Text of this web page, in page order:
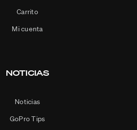
Carrito
Mi cuenta
NOTICIAS
Noticias
GoPro Tips